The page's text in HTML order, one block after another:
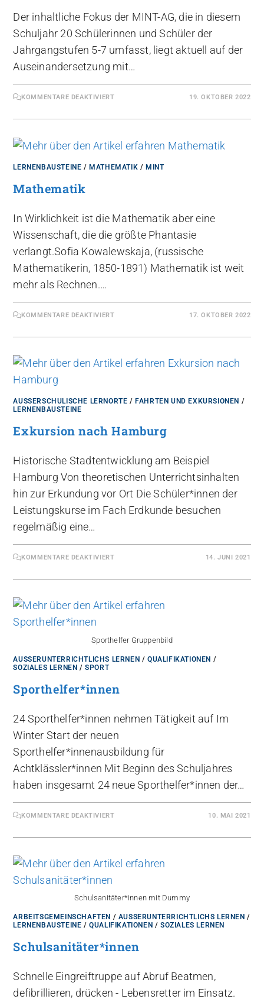
Der inhaltliche Fokus der MINT-AG, die in diesem
Schuljahr 20 Schülerinnen und Schüler der
Jahrgangstufen 5-7 umfasst, liegt aktuell auf der
Auseinandersetzung mit…
KOMMENTARE DEAKTIVIERT 19. OKTOBER 2022
LERNENBAUSTEINE / MATHEMATIK / MINT
Mathematik
In Wirklichkeit ist die Mathematik aber eine
Wissenschaft, die die größte Phantasie
verlangt.Sofia Kowalewskaja, (russische
Mathematikerin, 1850-1891) Mathematik ist weit
mehr als Rechnen.…
KOMMENTARE DEAKTIVIERT 17. OKTOBER 2022
AUSSERSCHULISCHE LERNORTE / FAHRTEN UND EXKURSIONEN /
LERNENBAUSTEINE
Exkursion nach Hamburg
Historische Stadtentwicklung am Beispiel
Hamburg Von theoretischen Unterrichtsinhalten
hin zur Erkundung vor Ort Die Schüler*innen der
Leistungskurse im Fach Erdkunde besuchen
regelmäßig eine…
KOMMENTARE DEAKTIVIERT 14. JUNI 2021
Sporthelfer Gruppenbild
AUSSERUNTERRICHTLICHS LERNEN /QUALIFIKATIONEN /
SOZIALES LERNEN /SPORT
Sporthelfer*innen
24 Sporthelfer*innen nehmen Tätigkeit auf Im
Winter Start der neuen
Sporthelfer*innenausbildung für
Achtklässler*innen Mit Beginn des Schuljahres
haben insgesamt 24 neue Sporthelfer*innen der…
KOMMENTARE DEAKTIVIERT 10. MAI 2021
Schulsanitäter*innen mit Dummy
ARBEITSGEMEINSCHAFTEN / AUSSERUNTERRICHTLICHS LERNEN
/
LERNENBAUSTEINE /QUALIFIKATIONEN /SOZIALES LERNEN
Schulsanitäter*innen
Schnelle Eingreiftruppe auf Abruf Beatmen,
defibrillieren, drücken - Lebensretter im Einsatz.